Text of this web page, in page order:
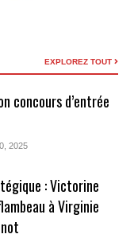
EXPLOREZ TOUT
concours d’entrée
2025
: Victorine
à Virginie